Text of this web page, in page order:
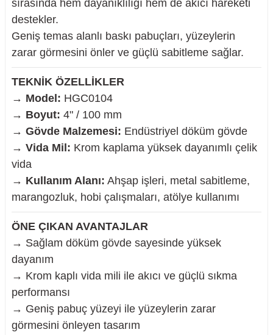
Ucu
ve Lehim Teli
sırasında hem dayanıklılığı hem de akıcı hareketi
destekler.
Geniş temas alanlı baskı pabuçları, yüzeylerin
zarar görmesini önler ve güçlü sabitleme sağlar.
TEKNİK ÖZELLİKLER
→ Model: HGC0104
→ Boyut: 4" / 100 mm
→ Gövde Malzemesi: Endüstriyel döküm gövde
→ Vida Mil: Krom kaplama yüksek dayanımlı çelik
vida
→ Kullanım Alanı: Ahşap işleri, metal sabitleme,
marangozluk, hobi çalışmaları, atölye kullanımı
ÖNE ÇIKAN AVANTAJLAR
→ Sağlam döküm gövde sayesinde yüksek
dayanım
→ Krom kaplı vida mili ile akıcı ve güçlü sıkma
performansı
→ Geniş pabuç yüzeyi ile yüzeylerin zarar
görmesini önleyen tasarım